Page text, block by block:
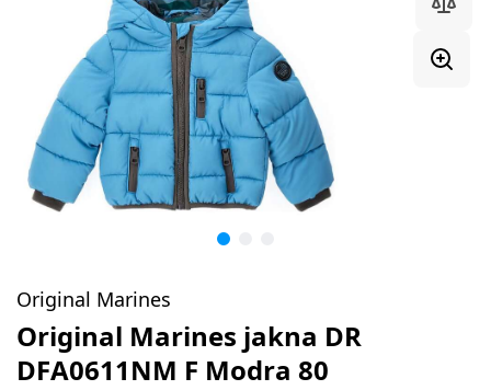
Original Marines
Original Marines jakna DR
DFA0611NM F Modra 80